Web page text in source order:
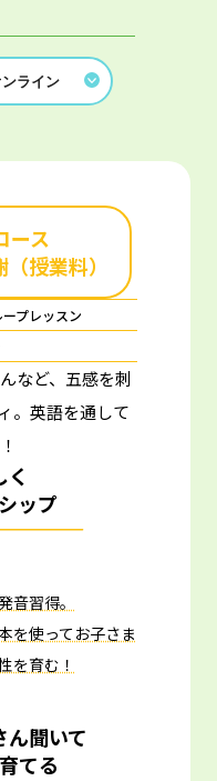
ライン
ース
授業料）
プレッスン
など、五感を刺
。 英語を通して
く
ップ
音習得。
を使ってお子さま
を育む！
ん聞いて
てる